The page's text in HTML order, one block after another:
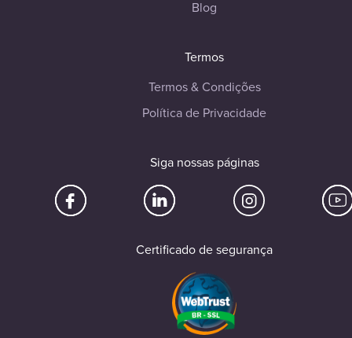
Blog
Termos
Termos & Condições
Política de Privacidade
Siga nossas páginas
Certificado de segurança